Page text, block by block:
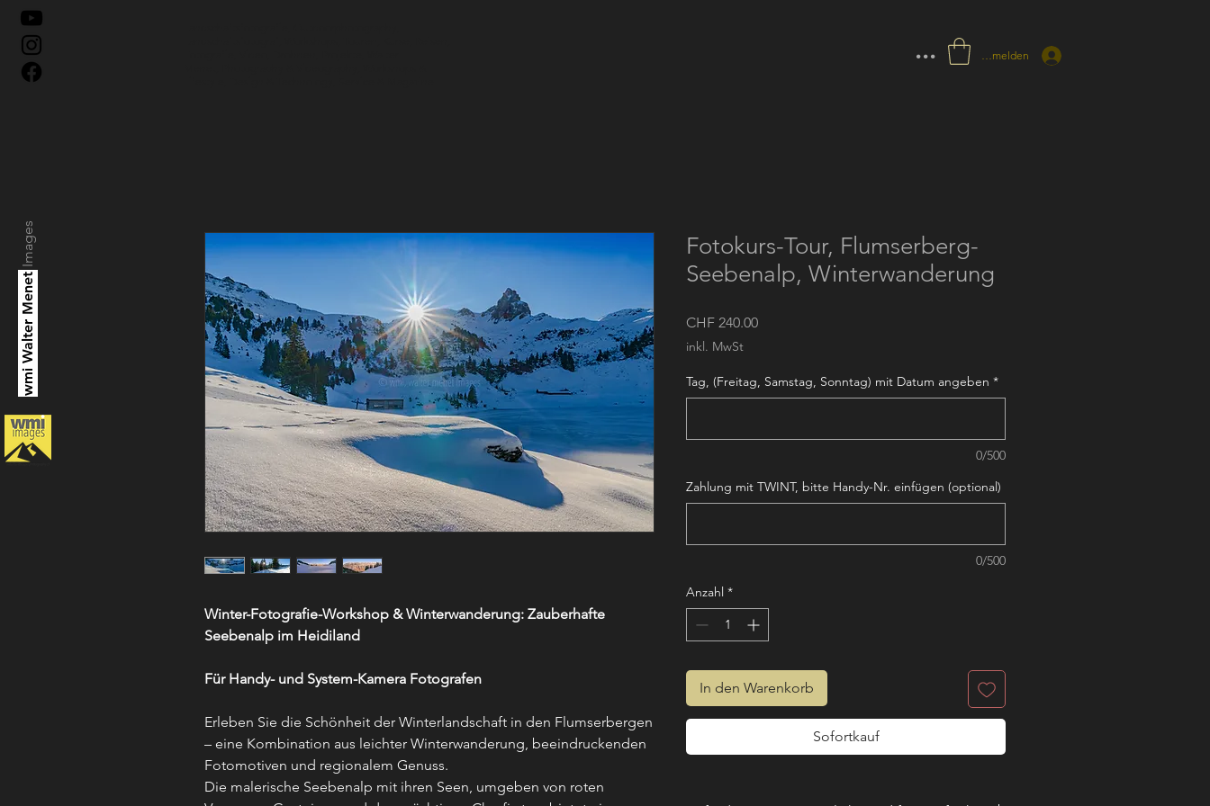
wmi Walter Menet
Images
... Anmelden
Winter-Fotografie-Workshop & Winterwanderung: Zauberhafte
Seebenalp im Heidiland
Für Handy- und System-Kamera Fotografen
Erleben Sie die Schönheit der Winterlandschaft in den Flumserbergen
– eine Kombination aus leichter Winterwanderung, beeindruckenden
Fotomotiven und regionalem Genuss.
Die malerische Seebenalp mit ihren Seen, umgeben von roten
Fotokurs-Tour, Flumserberg-
Seebenalp, Winterwanderung
CHF 240.00Preis
inkl. MwSt
Tag, (Freitag, Samstag, Sonntag) mit Datum angeben *
0/500
Zahlung mit TWINT, bitte Handy-Nr. einfügen (optional)
0/500
Anzahl *
In den Warenkorb
Sofortkauf